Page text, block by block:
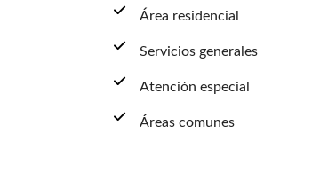
Área residencial
Servicios generales
Atención especial
Áreas comunes